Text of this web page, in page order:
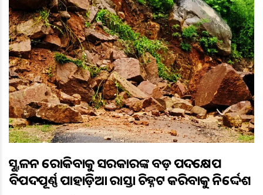
ଭୂସ୍ଖଳନ ରୋକିବାକୁ ସରକାରଙ୍କ ବଡ଼ ପଦକ୍ଷେପ
ବିପଦପୂର୍ଣ୍ଣ ପାହାଡ଼ିଆ ରାସ୍ତା ଚିହ୍ନଟ କରିବାକୁ ନିର୍ଦ୍ଦେଶ